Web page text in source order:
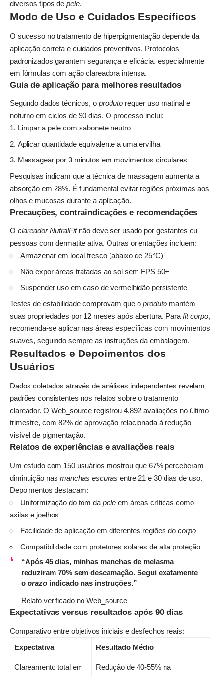
diversos tipos de pele.
Modo de Uso e Cuidados Específicos
O sucesso no tratamento de hiperpigmentação depende da
aplicação correta e cuidados preventivos. Protocolos
padronizados garantem segurança e eficácia, especialmente
em fórmulas com ação clareadora intensa.
Guia de aplicação para melhores resultados
Segundo dados técnicos, o produto requer uso matinal e
noturno em ciclos de 90 dias. O processo inclui:
Limpar a pele com sabonete neutro
Aplicar quantidade equivalente a uma ervilha
Massagear por 3 minutos em movimentos circulares
Pesquisas indicam que a técnica de massagem aumenta a
absorção em 28%. É fundamental evitar regiões próximas aos
olhos e mucosas durante a aplicação.
Precauções, contraindicações e recomendações
O clareador NutralFitnão deve ser usado por gestantes ou
pessoas com dermatite ativa. Outras orientações incluem:
Armazenar em local fresco (abaixo de 25°C)
Não expor áreas tratadas ao sol sem FPS 50+
Suspender uso em caso de vermelhidão persistente
Testes de estabilidade comprovam que o produto mantém
suas propriedades por 12 meses após abertura. Para fit corpo,
recomenda-se aplicar nas áreas específicas com movimentos
suaves, seguindo sempre as instruções da embalagem.
Resultados e Depoimentos dos
Usuários
Dados coletados através de análises independentes revelam
padrões consistentes nos relatos sobre o tratamento
clareador. O Web_source registrou 4.892 avaliações no último
trimestre, com 82% de aprovação relacionada à redução
visível de pigmentação.
Relatos de experiências e avaliações reais
Um estudo com 150 usuários mostrou que 67% perceberam
diminuição nas manchas escuras entre 21 e 30 dias de uso.
Depoimentos destacam:
Uniformização do tom da pele em áreas críticas como
axilas e joelhos
Facilidade de aplicação em diferentes regiões do corpo
Compatibilidade com protetores solares de alta proteção
“Após 45 dias, minhas manchas de melasma
reduziram 70% sem descamação. Segui exatamente
o prazoindicado nas instruções.”
Relato verificado no Web_source
Expectativas versus resultados após 90 dias
Comparativo entre objetivos iniciais e desfechos reais:
Expectativa
Resultado Médio
Clareamento total em
Redução de 40-55% na